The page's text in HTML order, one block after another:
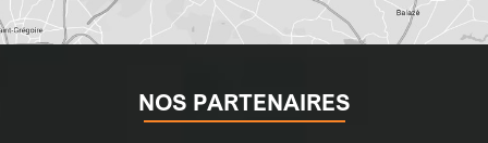
NOS PARTENAIRES